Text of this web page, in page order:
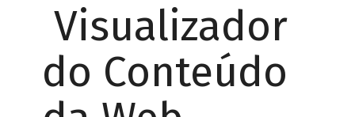
Visualizador
do Conteúdo